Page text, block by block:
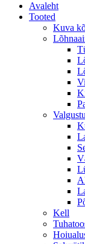
Avaleht
Tooted
Kuva
Kell